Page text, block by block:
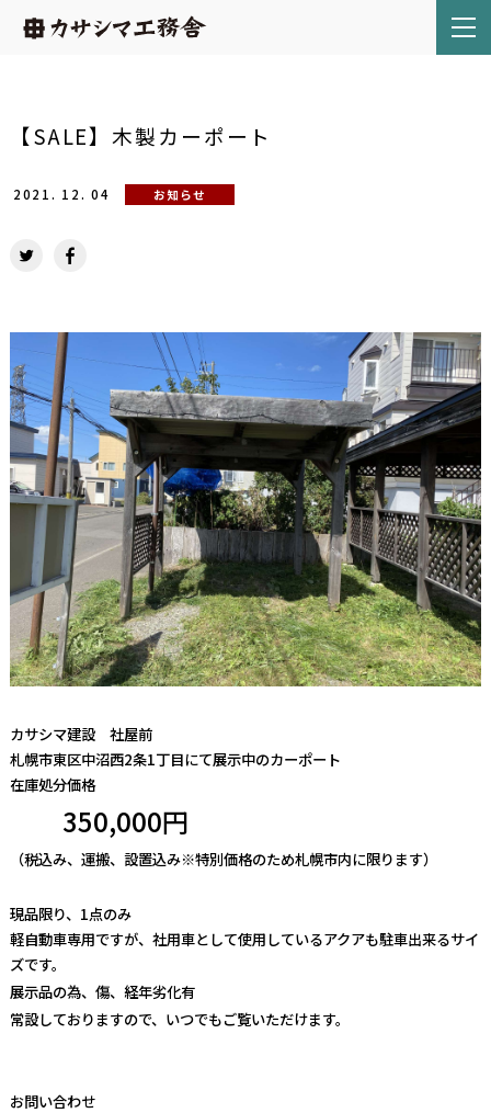
【SALE】木製カーポート
2021. 12. 04 お知らせ
カサシマ建設 社屋前
札幌市東区中沼西2条1丁目にて展示中のカーポート
在庫処分価格
350,000円
（税込み、運搬、設置込み※特別価格のため札幌市内に限ります）
現品限り、1点のみ
軽自動車専用ですが、社用車として使用しているアクアも駐車出来るサイ
ズです。
展示品の為、傷、経年劣化有
常設しておりますので、いつでもご覧いただけます。
お問い合わせ